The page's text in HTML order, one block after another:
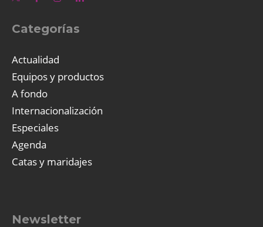
Categorías
Actualidad
Equipos y productos
A fondo
Internacionalización
Especiales
Agenda
Catas y maridajes
Newsletter